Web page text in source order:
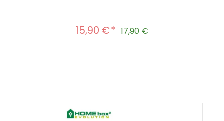
Verkaufspreis:
15,90 € Regulärer Preis:
17,90 €